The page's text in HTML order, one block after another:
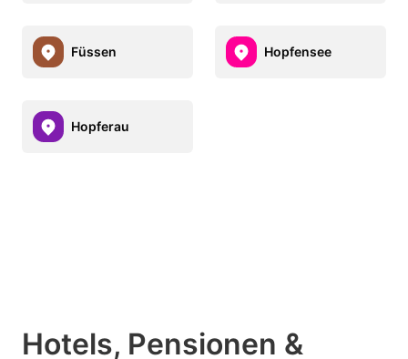
Füssen Hopfensee
Hopferau
Hotels, Pensionen &